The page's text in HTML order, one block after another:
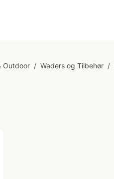
Outdoor / Waders og Tilbehør /